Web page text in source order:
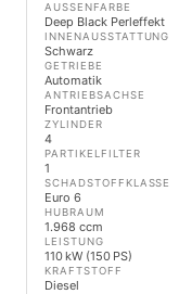
AUSSENFARBE
Deep Black Perleffekt
INNENAUSSTATTUNG
Schwarz
GETRIEBE
Automatik
ANTRIEBSACHSE
Frontantrieb
ZYLINDER
4
PARTIKELFILTER
1
SCHADSTOFFKLASSE
Euro 6
HUBRAUM
1.968 ccm
LEISTUNG
110 kW (150 PS)
KRAFTSTOFF
Diesel